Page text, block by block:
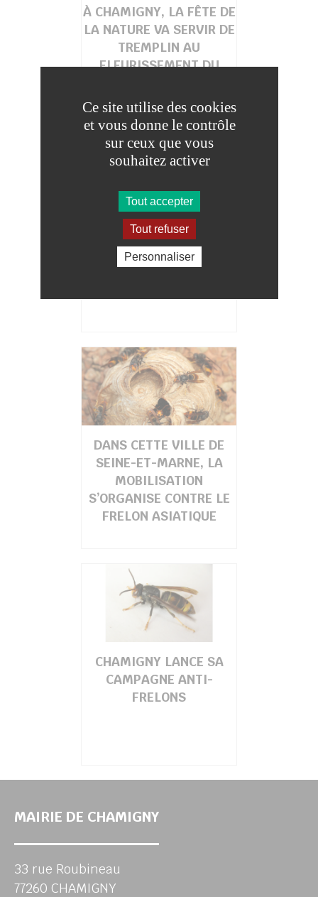
À CHAMIGNY, LA FÊTE DE
LA NATURE VA SERVIR DE
TREMPLIN AU
FLEURISSEMENT DU
SEINE-ET-MARNE : L’ÎLE
DU SAUSSOY, UN ESPACE
NATUREL PRÉSERVÉ À
DANS CETTE VILLE DE
SEINE-ET-MARNE, LA
MOBILISATION
S’ORGANISE CONTRE LE
FRELON ASIATIQUE
CHAMIGNY LANCE SA
CAMPAGNE ANTI-
FRELONS
MAIRIE DE CHAMIGNY
33 rue Roubineau
77260 CHAMIGNY
Ce site utilise des cookies
et vous donne le contrôle
sur ceux que vous
souhaitez activer
Tout accepter
Tout refuser
Personnaliser